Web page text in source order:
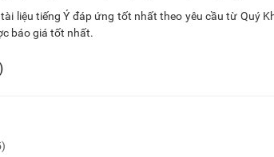
liệu tiếng Ý đáp ứng tốt nhất theo yêu cầu từ Quý
báo giá tốt nhất.